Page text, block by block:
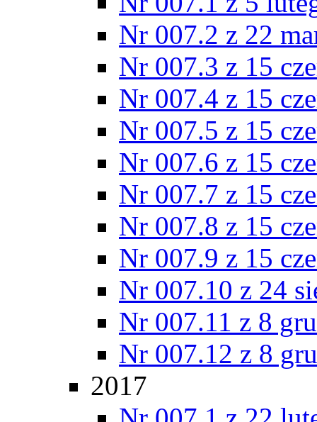
Nr 007.2 z 22
Nr 007.3 z 15
Nr 007.4 z 15
Nr 007.5 z 15
Nr 007.6 z 15
Nr 007.7 z 15
Nr 007.8 z 15
Nr 007.9 z 15
Nr 007.10 z 24
Nr 007.11 z 8
Nr 007.12 z 8
2017